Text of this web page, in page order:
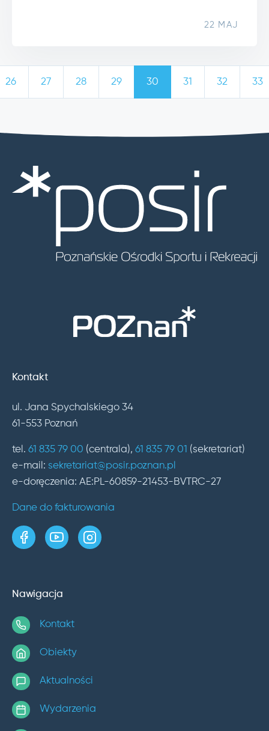
22 MAJ
26 27 28 29 30 31 32 33
Kontakt
ul. Jana Spychalskiego 34
61-553 Poznań
tel. 61 835 79 00 (centrala), 61 835 79 01 (sekretariat)
e-mail: sekretariat@posir.poznan.pl
e-doręczenia: AE:PL-60859-21453-BVTRC-27
Dane do fakturowania
strona w serwisie Facebook
kanał w serwisie YouTube
profil w serwisie Instagram
Nawigacja
Kontakt
Obiekty
Aktualności
Wydarzenia